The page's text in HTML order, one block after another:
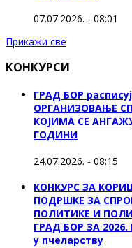
07.07.2026. - 08:01
Прикажи све
КОНКУРСИ
ГРАД БОР
ОРГАНИЗОВАЊЕ
КОЈИМА СЕ
ГОДИНИ
24.07.2026. - 08:15
КОНКУРС ЗА
ПОДРШКЕ ЗА
ПОЛИТИКЕ И
ГРАД БОР ЗА
у пчеларству